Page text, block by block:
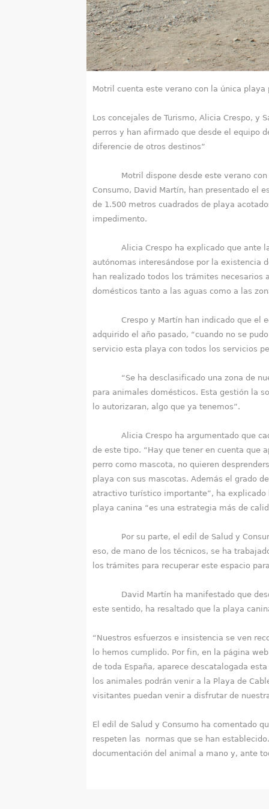
a
q
u
í
Motril cuenta este verano con la única
Los concejales de Turismo, Alicia Crespo, y
perros y han afirmado que desde el equipo
diferencie de otros destinos”
Motril dispone desde este verano con la
Consumo, David Martín, han presentado el
de 1.500 metros cuadrados de playa
impedimento.
Alicia Crespo ha explicado que ante las
autónomas interesándose por la existencia
han realizado todos los trámites
domésticos tanto a las aguas como a las
Crespo y Martín han indicado que el
adquirido el año pasado, “cuando no se
servicio esta playa con todos los servicios
“Se ha desclasificado una zona de
para animales domésticos. Esta gestión la
lo autorizaran, algo que ya tenemos”.
Alicia Crespo ha argumentado que cada
de este tipo. “Hay que tener en cuenta que
perro como mascota, no quieren
playa con sus mascotas. Además el grado
atractivo turístico importante”, ha explicado
playa canina “es una estrategia más de
Por su parte, el edil de Salud y
eso, de mano de los técnicos, se ha
los trámites para recuperar este espacio
David Martín ha manifestado que desde
este sentido, ha resaltado que la playa
“Nuestros esfuerzos e insistencia se ven
lo hemos cumplido. Por fin, en la página
de toda España, aparece descatalogada
los animales podrán venir a la Playa de
visitantes puedan venir a disfrutar de
El edil de Salud y Consumo ha comentado
respeten las normas que se han
documentación del animal a mano y, ante